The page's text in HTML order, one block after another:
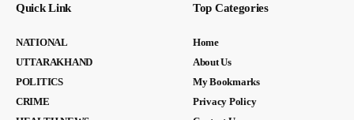
Quick Link
NATIONAL
UTTARAKHAND
POLITICS
CRIME
Top Categories
Home
About Us
My Bookmarks
Privacy Policy